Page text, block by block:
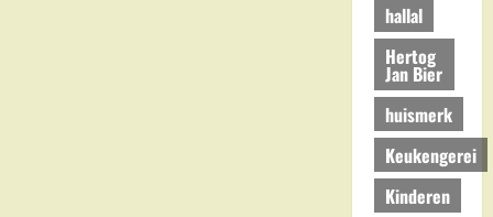
hallal
Hertog
Jan Bier
huismerk
Keukengerei
Kinderen